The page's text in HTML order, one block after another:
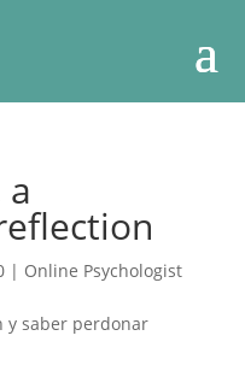
| Online Psychologist